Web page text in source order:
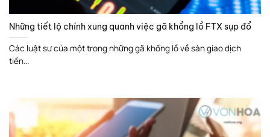
Những tiết lộ chính xung quanh việc gã khổng lồ FTX sụp đổ
Các luật sư của một trong những gã khổng lồ về sàn giao dịch
tiền...